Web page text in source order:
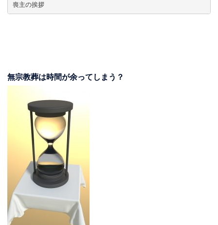
喪主の挨拶
無宗教葬は時間が余ってしまう？